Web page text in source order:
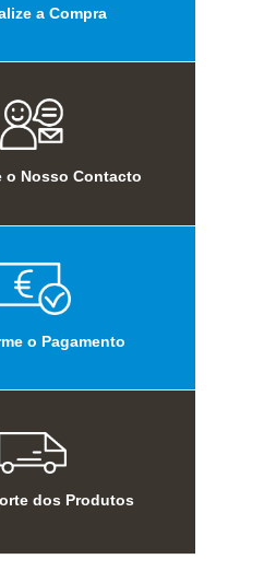
a Compra
o Nosso Contacto
o Pagamento
dos Produtos